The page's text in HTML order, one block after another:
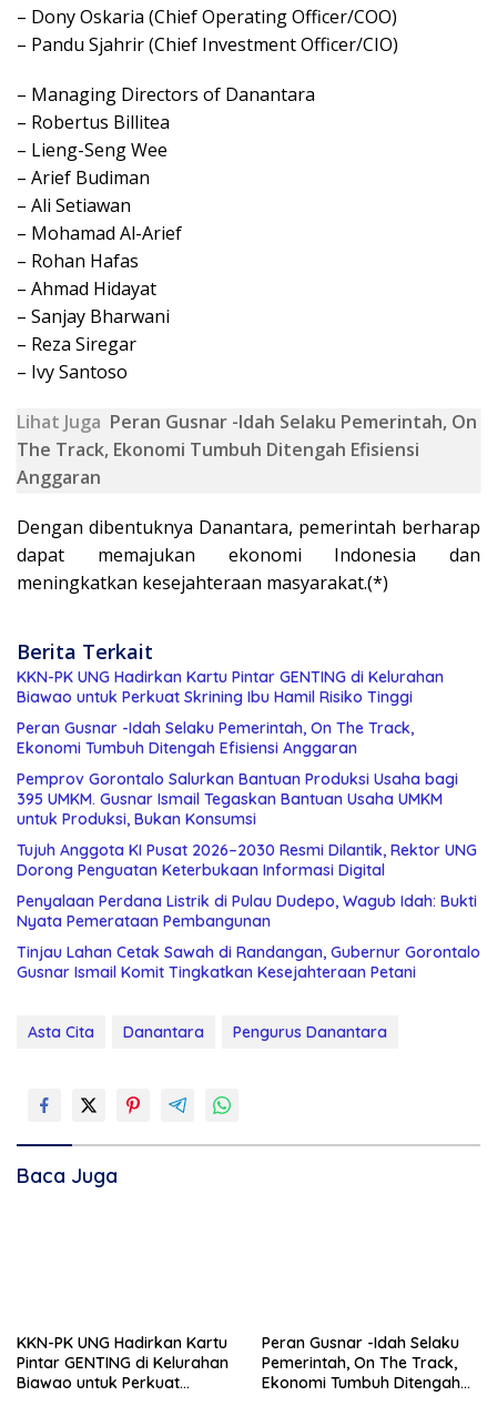
– Dony Oskaria (Chief Operating Officer/COO)
– Pandu Sjahrir (Chief Investment Officer/CIO)
– Managing Directors of Danantara
– Robertus Billitea
– Lieng-Seng Wee
– Arief Budiman
– Ali Setiawan
– Mohamad Al-Arief
– Rohan Hafas
– Ahmad Hidayat
– Sanjay Bharwani
– Reza Siregar
– Ivy Santoso
Lihat Juga Peran Gusnar -Idah Selaku Pemerintah, On
The Track, Ekonomi Tumbuh Ditengah Efisiensi
Anggaran
Dengan dibentuknya Danantara, pemerintah berharap
dapat memajukan ekonomi Indonesia dan
meningkatkan kesejahteraan masyarakat.(*)
Berita Terkait
KKN-PK UNG Hadirkan Kartu Pintar GENTING di Kelurahan
Biawao untuk Perkuat Skrining Ibu Hamil Risiko Tinggi
Peran Gusnar -Idah Selaku Pemerintah, On The Track,
Ekonomi Tumbuh Ditengah Efisiensi Anggaran
Pemprov Gorontalo Salurkan Bantuan Produksi Usaha bagi
395 UMKM. Gusnar Ismail Tegaskan Bantuan Usaha UMKM
untuk Produksi, Bukan Konsumsi
Tujuh Anggota KI Pusat 2026–2030 Resmi Dilantik, Rektor UNG
Dorong Penguatan Keterbukaan Informasi Digital
Penyalaan Perdana Listrik di Pulau Dudepo, Wagub Idah: Bukti
Nyata Pemerataan Pembangunan
Tinjau Lahan Cetak Sawah di Randangan, Gubernur Gorontalo
Gusnar Ismail Komit Tingkatkan Kesejahteraan Petani
Asta Cita Danantara Pengurus Danantara
Baca Juga
KKN-PK UNG Hadirkan Kartu
Pintar GENTING di Kelurahan
Biawao untuk Perkuat
Peran Gusnar -Idah Selaku
Pemerintah, On The Track,
Ekonomi Tumbuh Ditengah